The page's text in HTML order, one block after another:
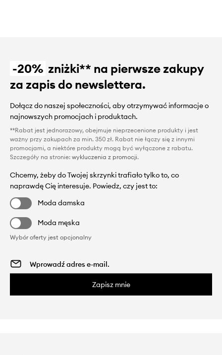
-20% zniżki** na pierwsze zakupy
za zapis do newslettera.
Dołącz do naszej społeczności, aby otrzymywać informacje o
najnowszych promocjach i produktach.
**Rabat jest jednorazowy, obejmuje nieprzecenione produkty i jest
ważny przy zakupach za min. 350 zł. Rabat nie łączy się z innymi
promocjami, a niektóre produkty mogą być wyłączone z rabatu.
Szczegóły na stronie: wykluczenia z promocji.
Chcemy, żeby do Twojej skrzynki trafiało tylko to, co
naprawdę Cię interesuje. Powiedz, czy jest to:
Moda damska
Moda męska
Wybór oferty jest opcjonalny
Zapisz mnie